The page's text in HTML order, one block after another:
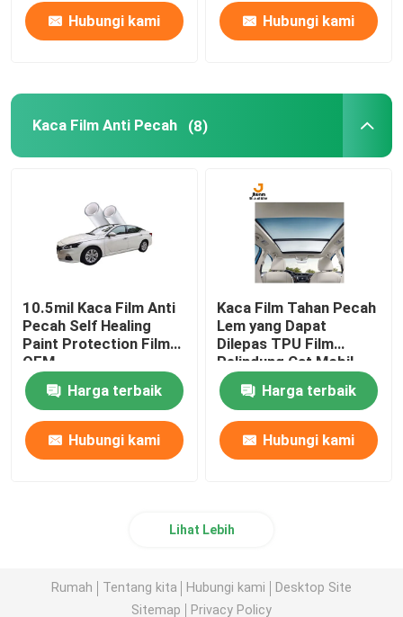
Hubungi kami Hubungi kami
Kaca Film Anti Pecah (8)
10.5mil Kaca Film Anti
Pecah Self Healing
Paint Protection Film
OEM
Harga terbaik
Hubungi kami
Kaca Film Tahan Pecah
Lem yang Dapat
Dilepas TPU Film
Pelindung Cat Mobil
8mil
Harga terbaik
Hubungi kami
Lihat Lebih
Rumah Tentang kita Hubungi kami
Desktop Site
Sitemap
Privacy Policy